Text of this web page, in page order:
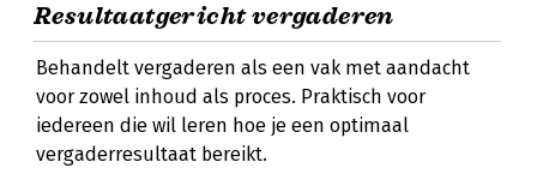
Resultaatgericht vergaderen
Behandelt vergaderen als een vak met aandacht
voor zowel inhoud als proces. Praktisch voor
iedereen die wil leren hoe je een optimaal
vergaderresultaat bereikt.